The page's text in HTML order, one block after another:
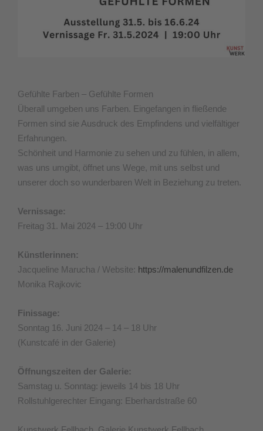
Gefühlte Farben – Gefühlte Formen
Überall umgeben uns Farben. Eingefangen in fließende
Formen sind sie Ausdruck des Empfindens und vielfältiger
Erfahrungen.
Schönheit und Harmonie zu sehen und zu fühlen, in allem,
was uns umgibt, öffnet uns Wege, mit uns selbst und
unserer doch so wunderbaren Welt in Beziehung zu treten.
Vernissage:
Freitag 31. Mai 2024 – 19:00 Uhr
Künstlerinnen:
Jacqueline Marucha / Website: https://malenundfilzen.de
Monika Rajkovic
Finissage:
Sonntag 16. Juni 2024 – 14 – 18 Uhr
(Kunstcafé in der Galerie)
Öffnungszeiten der Galerie:
Samstag u. Sonntag: jeweils 14 bis 18 Uhr
Rollstuhlgerechter Eingang: Eberhardstraße 60